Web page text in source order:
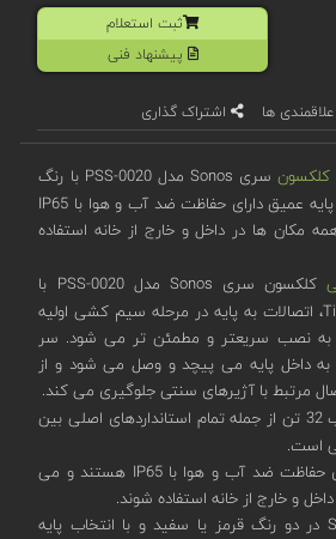
ثبت استعلام
پیشنهاد فنی
ها اشتراک گذاری
کلکسون
سری Sonos مدل PSS-0020 با رنگ
بدنه قرمز دارای واحدهای پایه عمیق دارای حفاظت ضد آب و هوا با IP65
مکان ها در داخل و خارج از خانه استفاده
کلکسون سری Sonos مدل PSS-0020 با
استفاده از پایه TimeSaver، اتصالات به پایه در مرحله سیم کشی اولیه
به نصب سریعتر و مطمئن تر می شود. سر
به داخل پایه می پیچد و وصل می شود و از
مرتبط با آژیرهای سنتی جلوگیری می کند.
با انتخاب 32 تن از جمله تمام استانداردهای اصلی بین
است.
واحدهای پایه عمیق دارای حفاظت ضد آب و هوا با IP65 هستند و می
و خارج از خانه استفاده شوند.
واحدهای Sonos Sounder در دو رنگ قرمز یا سفید و با انتخاب پایه